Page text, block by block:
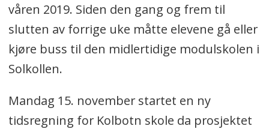
våren 2019. Siden den gang og frem til
slutten av forrige uke måtte elevene gå eller
kjøre buss til den midlertidige modulskolen i
Solkollen.
Mandag 15. november startet en ny
tidsregning for Kolbotn skole da prosjektet